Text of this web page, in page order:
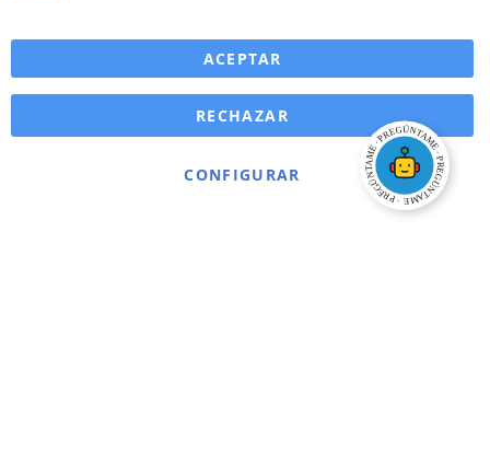
ACEPTAR
CONFIGURAR
RECHAZAR